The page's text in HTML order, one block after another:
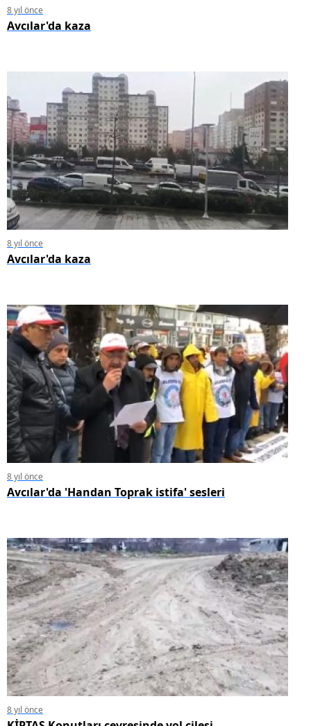
8 yıl önce
Avcılar'da kaza
8 yıl önce
Avcılar'da kaza
8 yıl önce
Avcılar'da 'Handan Toprak istifa' sesleri
8 yıl önce